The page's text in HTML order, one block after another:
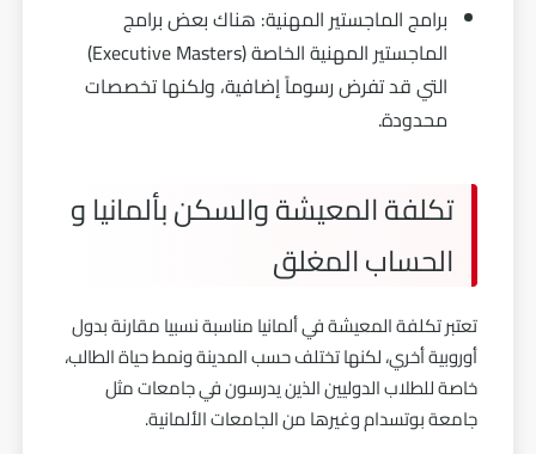
برامج الماجستير المهنية: هناك بعض برامج
الماجستير المهنية الخاصة (Executive Masters)
التي قد تفرض رسوماً إضافية، ولكنها تخصصات
محدودة.
تكلفة المعيشة والسكن بألمانيا و
الحساب المغلق
تعتبر تكلفة المعيشة في ألمانيا مناسبة نسبيا مقارنة بدول
أوروبية أخري، لكنها تختلف حسب المدينة ونمط حياة الطالب،
خاصة للطلاب الدوليين الذين يدرسون في جامعات مثل
جامعة بوتسدام وغيرها من الجامعات الألمانية.